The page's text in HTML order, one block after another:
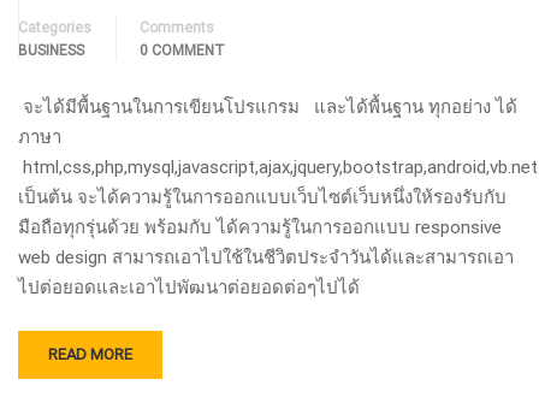
Categories
BUSINESS
Comments
0 COMMENT
จะได้มีพื้นฐานในการเขียนโปรแกรม และได้พื้นฐาน ทุกอย่าง ได้
ภาษา
เป็นต้น จะได้ความรู้ในการออกแบบเว็บไซต์เว็บหนึ่งให้รองรับกับ
มือถือทุกรุ่นด้วย พร้อมกับ ได้ความรู้ในการออกแบบ responsive
web design สามารถเอาไปใช้ในชีวิตประจําวันได้และสามารถเอา
ไปต่อยอดและเอาไปพัฒนาต่อยอดต่อๆไปได้
READ MORE